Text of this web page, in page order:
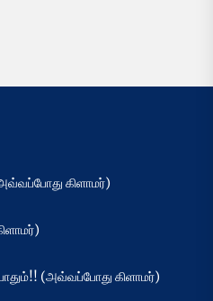
கிளாமர்)
(அவ்வப்போது கிளாமர்)